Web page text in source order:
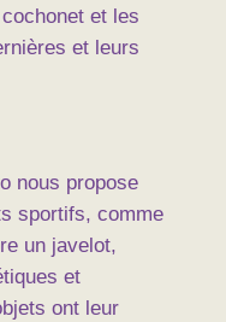
et les
et leurs
nous propose
sportifs, comme
un javelot,
et
ont leur